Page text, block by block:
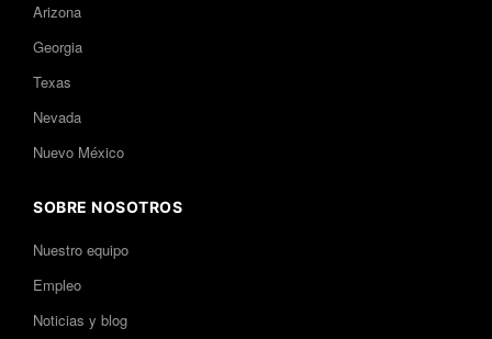
Arizona
Georgia
Texas
Nevada
Nuevo México
SOBRE NOSOTROS
Nuestro equipo
Empleo
Noticias y blog